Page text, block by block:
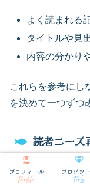
よく読まれる
タイトルや見
内容の分かり
これらを参考にし
を決めて一つずつ
読者ニーズ
読者が何を求めて
プロフィール
Profile
ブログツ
Tools